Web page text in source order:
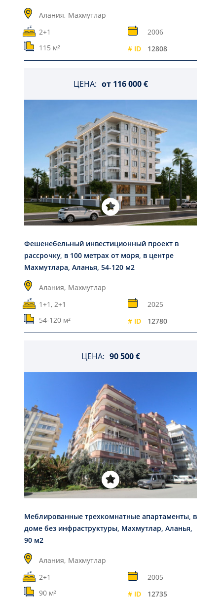
Алания, Махмутлар
2+1
2006
115 м²
# ID 12808
ЦЕНА: от 116 000 €
Фешенебельный инвестиционный проект в
рассрочку, в 100 метрах от моря, в центре
Махмутлара, Аланья, 54-120 м2
Алания, Махмутлар
1+1, 2+1
2025
54-120 м²
# ID 12780
ЦЕНА: 90 500 €
Меблированные трехкомнатные апартаменты, в
доме без инфраструктуры, Махмутлар, Аланья,
90 м2
Алания, Махмутлар
2+1
2005
90 м²
# ID 12735